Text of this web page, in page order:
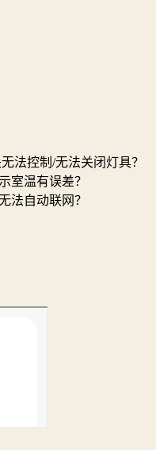
法控制/无法关闭灯具？
室温有误差？
法自动联网？